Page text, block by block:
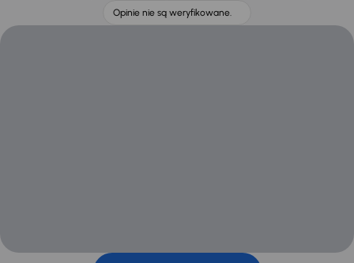
Opinie nie są weryfikowane.